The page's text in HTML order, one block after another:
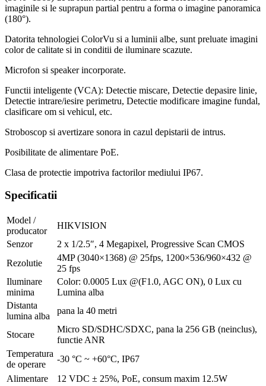
imaginile si le suprapun partial pentru a forma o imagine panoramica
(180°).
Datorita tehnologiei ColorVu si a luminii albe, sunt preluate imagini
color de calitate si in conditii de iluminare scazute.
Microfon si speaker incorporate.
Functii inteligente (VCA): Detectie miscare, Detectie depasire linie,
Detectie intrare/iesire perimetru, Detectie modificare imagine fundal,
clasificare om si vehicul, etc.
Stroboscop si avertizare sonora in cazul depistarii de intrus.
Posibilitate de alimentare PoE.
Clasa de protectie impotriva factorilor mediului IP67.
Specificatii
Model /
producator
HIKVISION
Senzor
2 x 1/2.5″, 4 Megapixel, Progressive Scan CMOS
Rezolutie
4MP (3040×1368) @ 25fps, 1200×536/960×432 @
25 fps
Iluminare
minima
Color: 0.0005 Lux @(F1.0, AGC ON), 0 Lux cu
Lumina alba
Distanta
lumina alba
pana la 40 metri
Stocare
Micro SD/SDHC/SDXC, pana la 256 GB (neinclus),
functie ANR
Temperatura
de operare
-30 °C ~ +60°C, IP67
Alimentare
12 VDC ± 25%, PoE, consum maxim 12.5W